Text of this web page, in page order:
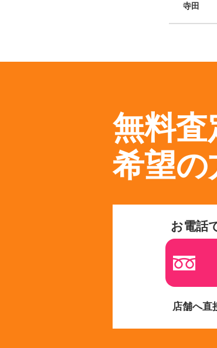
寺田
無料査
希望の
お電話
店舗へ直